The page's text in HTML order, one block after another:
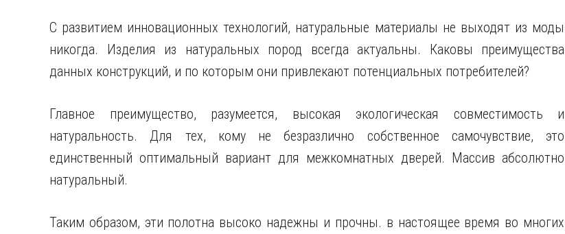
С развитием инновационных технологий, натуральные материалы не выходят из моды
никогда. Изделия из натуральных пород всегда актуальны. Каковы преимущества
данных конструкций, и по которым они привлекают потенциальных потребителей?
Главное преимущество, разумеется, высокая экологическая совместимость и
натуральность. Для тех, кому не безразлично собственное самочувствие, это
единственный оптимальный вариант для межкомнатных дверей. Массив абсолютно
натуральный.
Таким образом, эти полотна высоко надежны и прочны. в настоящее время во многих